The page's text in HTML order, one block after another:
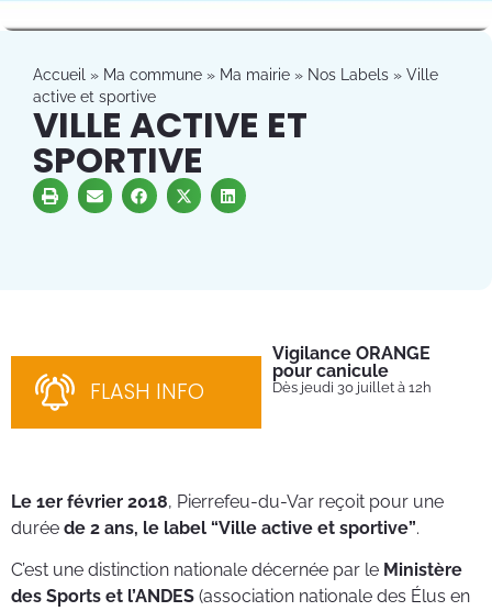
Accueil » Ma commune » Ma mairie » Nos Labels » Ville
active et sportive
VILLE ACTIVE ET
SPORTIVE
FLASH INFO
Vigilance ORANGE
pour canicule
Dès jeudi 30 juillet à 12h
Le 1er février 2018, Pierrefeu-du-Var reçoit pour une
durée de 2 ans, le label “Ville active et sportive”.
C’est une distinction nationale décernée par le Ministère
des Sports et l’ANDES (association nationale des Élus en